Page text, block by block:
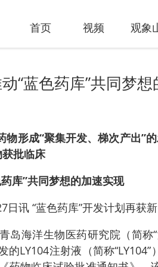
首页 视频 观象
“蓝色药库”共同梦
物形成“聚集开发、梯次产出”
批临床
库”共同梦想的加速实现
讯 “蓝色药库”开发计划再获新
岛海洋生物医药研究院（简称
的LY104注射液（简称